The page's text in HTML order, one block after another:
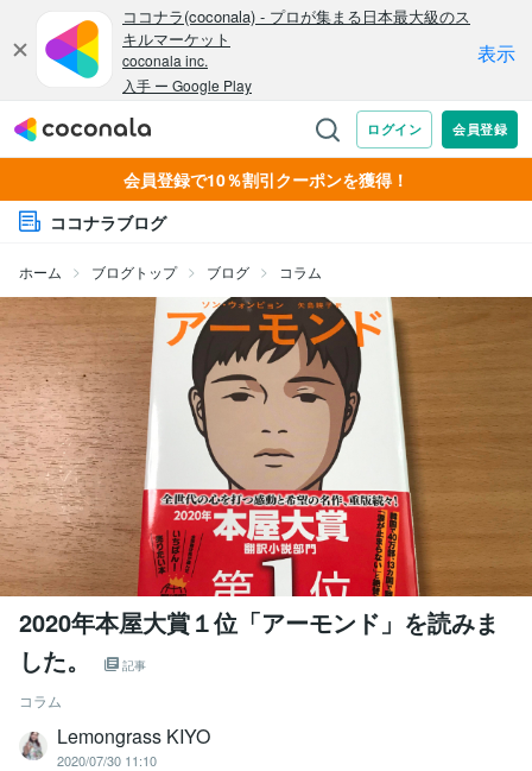
会員登録で10％割引クーポンを獲得！
ココナラブログ
ホーム ブログトップ ブログ コラム
2020年本屋大賞１位「アーモンド」を読みま
した。
記事
コラム
Lemongrass KIYO
2020/07/30 11:10